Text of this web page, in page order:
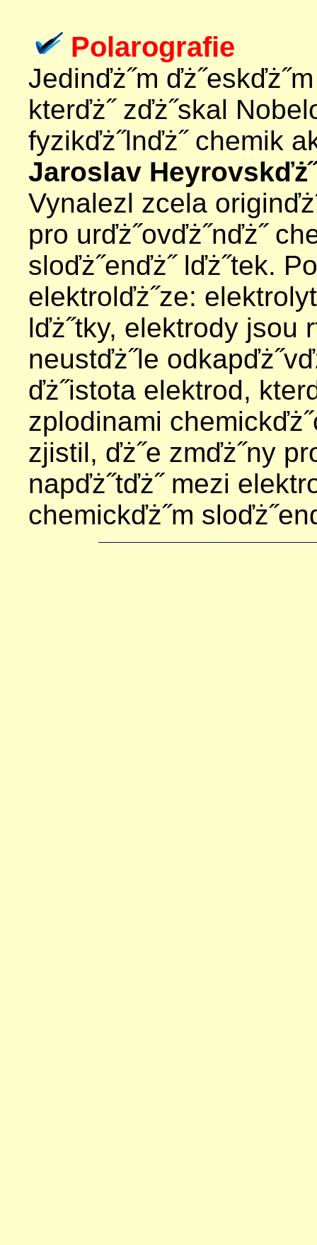
Polarografie
Jedinďż˝m
kterďż˝ zďż˝skal
fyzikďż˝lnďż˝ chemik
Jaroslav Heyrovskďż˝
Vynalezl zcela
pro urďż˝ovďż˝nďż˝
sloďż˝enďż˝ lďż˝tek.
elektrolďż˝ze:
lďż˝tky, elektrody jsou
neustďż˝le
ďż˝istota elektrod,
zplodinami
zjistil, ďż˝e zmďż˝ny
napďż˝tďż˝ mezi
chemickďż˝m